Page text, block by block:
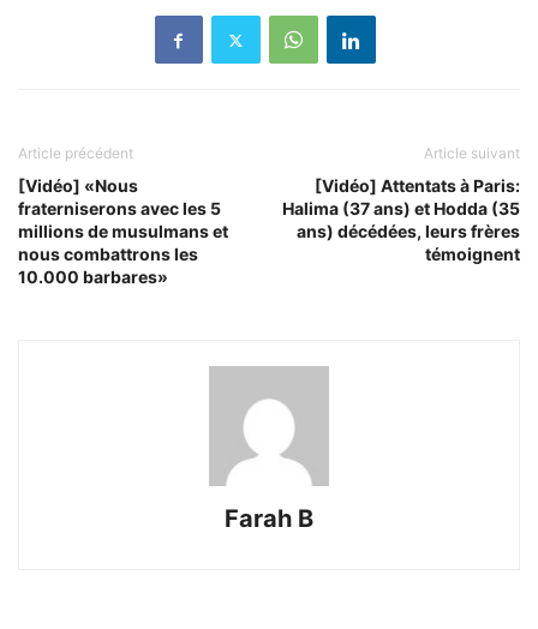
Article précédent
[Vidéo] «Nous
fraterniserons avec les 5
millions de musulmans et
nous combattrons les
10.000 barbares»
Article suivant
[Vidéo] Attentats à Paris:
Halima (37 ans) et Hodda (35
ans) décédées, leurs frères
témoignent
Farah B